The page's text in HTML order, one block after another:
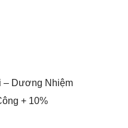
Dương Nhiệm
+ 10%